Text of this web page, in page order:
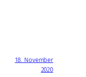
18. November
2020